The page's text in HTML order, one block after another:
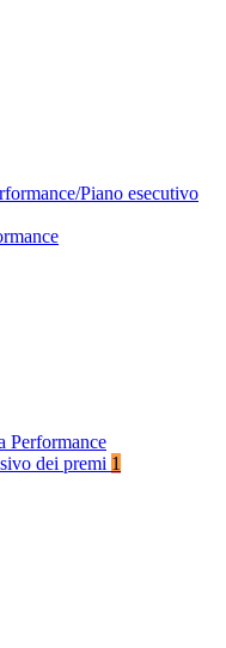
Piano esecutivo
Performance
dei premi 1